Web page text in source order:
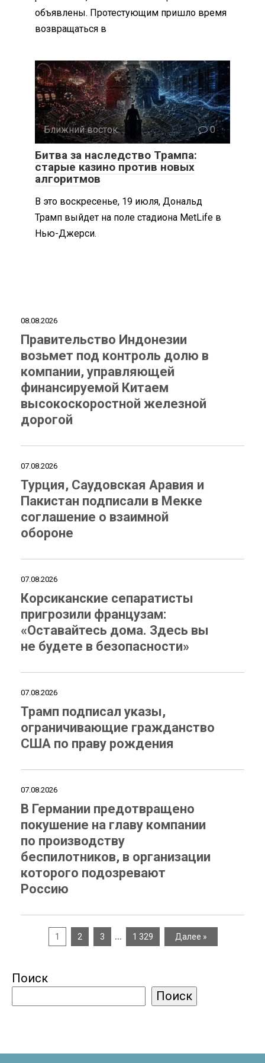
объявлены. Протестующим пришло время
возвращаться в
Ближний восток 0
Битва за наследство Трампа:
старые казино против новых
алгоритмов
В это воскресенье, 19 июля, Дональд
Трамп выйдет на поле стадиона MetLife в
Нью-Джерси.
08.08.2026
Правительство Индонезии
возьмет под контроль долю в
компании, управляющей
финансируемой Китаем
высокоскоростной железной
дорогой
07.08.2026
Турция, Саудовская Аравия и
Пакистан подписали в Мекке
соглашение о взаимной
обороне
07.08.2026
Корсиканские сепаратисты
пригрозили французам:
«Оставайтесь дома. Здесь вы
не будете в безопасности»
07.08.2026
Трамп подписал указы,
ограничивающие гражданство
США по праву рождения
07.08.2026
В Германии предотвращено
покушение на главу компании
по производству
беспилотников, в организации
которого подозревают
Россию
1 2 3 … 1 329 Далее »
Поиск
Поиск